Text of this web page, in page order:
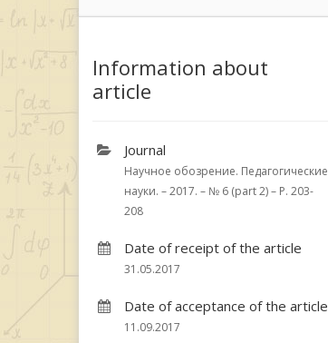
Information about
article
Journal
Научное обозрение. Педагогические
науки. – 2017. – № 6 (part 2) – P. 203-
208
Date of receipt of the article
31.05.2017
Date of acceptance of the article
11.09.2017